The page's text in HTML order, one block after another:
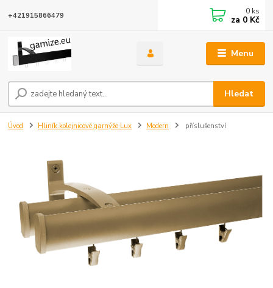
Menu
Hledat
+421915866479 0 ks
za 0 Kč
Úvod Hliník.kolejnicové garnýže Lux Modern příslušenství